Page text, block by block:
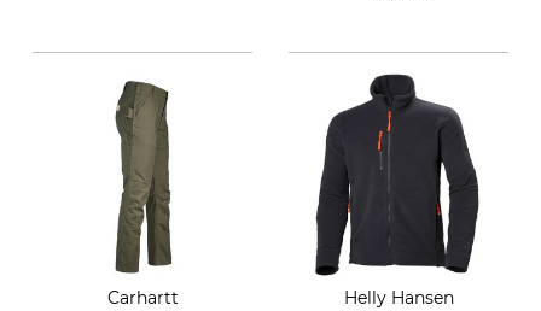
Carhartt
Helly Hansen